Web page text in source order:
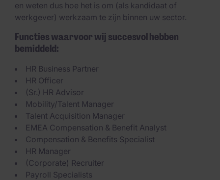
en weten dus hoe het is om (als kandidaat of
werkgever) werkzaam te zijn binnen uw sector.
Functies waarvoor wij succesvol hebben
bemiddeld:
HR Business Partner
HR Officer
(Sr.) HR Advisor
Mobility/Talent Manager
Talent Acquisition Manager
EMEA Compensation & Benefit Analyst
Compensation & Benefits Specialist
HR Manager
(Corporate) Recruiter
Payroll Specialists